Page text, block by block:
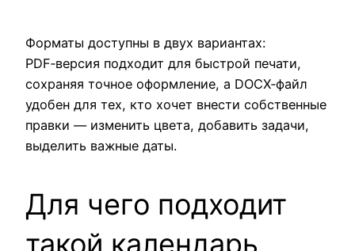
Форматы доступны в двух вариантах:
PDF‑версия подходит для быстрой печати,
сохраняя точное оформление, а DOCX‑файл
удобен для тех, кто хочет внести собственные
правки — изменить цвета, добавить задачи,
выделить важные даты.
Для чего подходит
такой календарь